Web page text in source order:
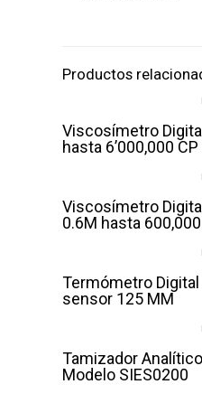
Productos
Viscosímetro
hasta 6’000,000 CP
Viscosímetro
0.6M hasta
Termómetro Digital
sensor 125 MM
Tamizador
Modelo SIES0200